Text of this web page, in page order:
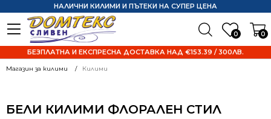
0 0
НАЛИЧНИ КИЛИМИ И ПЪТЕКИ НА СУПЕР ЦЕНА
БЕЗПЛАТНА И ЕКСПРЕСНА ДОСТАВКА НАД €153.39 / 300ЛВ.
Магазин за килими Килими
БЕЛИ КИЛИМИ ФЛОРАЛЕН СТИЛ